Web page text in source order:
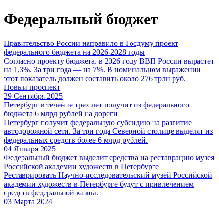
Федеральный бюджет
Правительство России направило в Госдуму проект
федерального бюджета на 2026-2028 годы
Согласно проекту бюджета, в 2026 году ВВП России вырастет
на 1,3%. За три года — на 7%. В номинальном выражении
этот показатель должен составить около 276 трлн руб.
Новый проспект
29 Сентября 2025
Петербург в течение трех лет получит из федерального
бюджета 6 млрд рублей на дороги
Петербург получит федеральную субсидию на развитие
автодорожной сети. За три года Северной столице выделят из
федеральных средств более 6 млрд рублей.
04 Января 2025
Федеральный бюджет выделит средства на реставрацию музея
Российской академии художеств в Петербурге
Реставрировать Научно-исследовательский музей Российской
академии художеств в Петербурге будут с привлечением
средств федеральной казны.
03 Марта 2024